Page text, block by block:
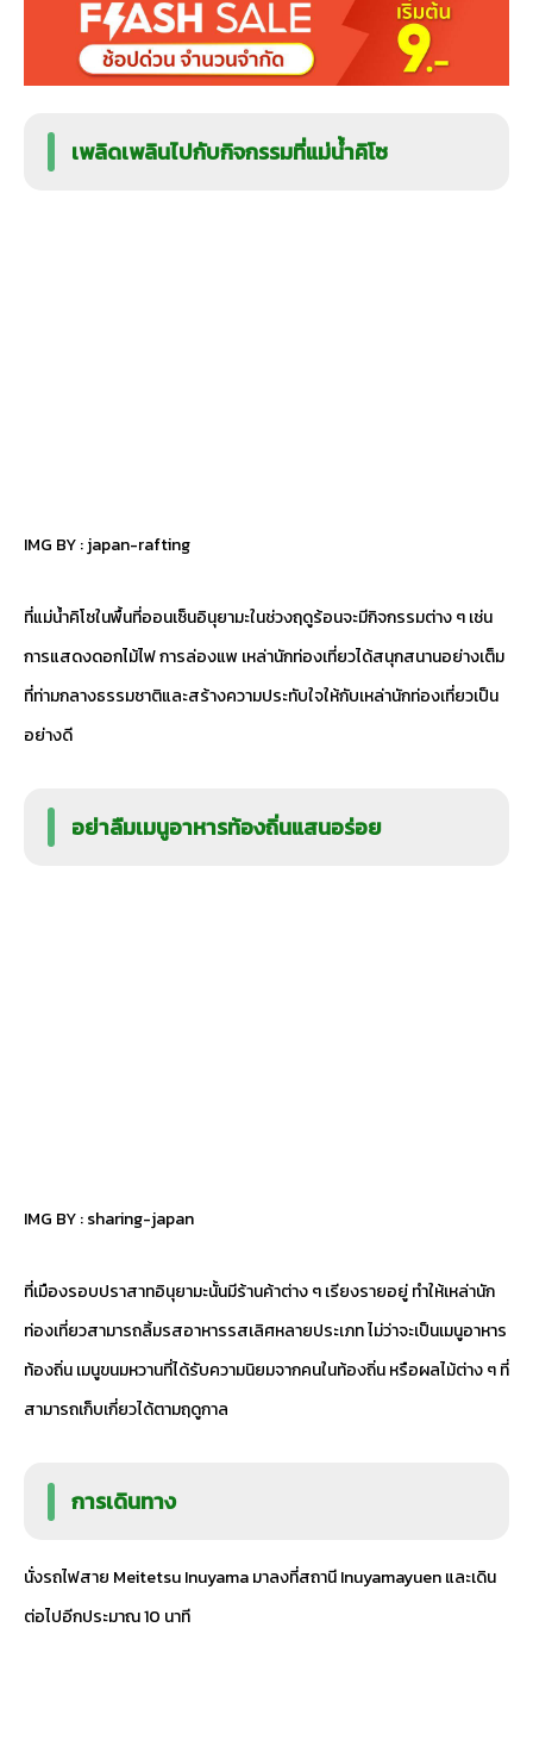
เพลิดเพลินไปกับกิจกรรมที่แม่น้ำคิโซ
IMG BY :japan-rafting
ที่แม่น้ำคิโซในพื้นที่ออนเซ็นอินุยามะในช่วงฤดูร้อนจะมีกิจกรรมต่าง ๆ เช่น
การแสดงดอกไม้ไฟ การล่องแพ เหล่านักท่องเที่ยวได้สนุกสนานอย่างเต็ม
ที่ท่ามกลางธรรมชาติและสร้างความประทับใจให้กับเหล่านักท่องเที่ยวเป็น
อย่างดี
อย่าลืมเมนูอาหารท้องถิ่นแสนอร่อย
IMG BY :sharing-japan
ที่เมืองรอบปราสาทอินุยามะนั้นมีร้านค้าต่าง ๆ เรียงรายอยู่ ทำให้เหล่านัก
ท่องเที่ยวสามารถลิ้มรสอาหารรสเลิศหลายประเภท ไม่ว่าจะเป็นเมนูอาหาร
ท้องถิ่น เมนูขนมหวานที่ได้รับความนิยมจากคนในท้องถิ่น หรือผลไม้ต่าง ๆ ที่
สามารถเก็บเกี่ยวได้ตามฤดูกาล
การเดินทาง
นั่งรถไฟสาย Meitetsu Inuyama มาลงที่สถานี Inuyamayuen และเดิน
ต่อไปอีกประมาณ 10 นาที